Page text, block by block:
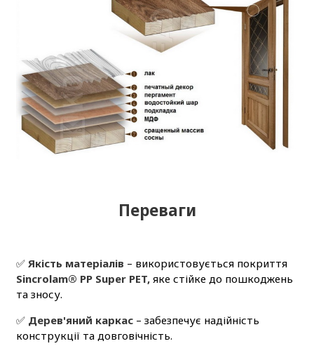
Переваги
✅ Якість матеріалів – використовується покриття
Sincrolam® PP Super PET,яке стійке до пошкоджень
та зносу.
✅ Дерев'яний каркас– забезпечує надійність
конструкції та довговічність.